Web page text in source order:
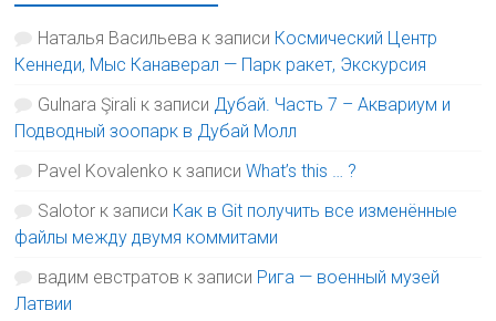
Наталья Васильева к записи Космический Центр
Кеннеди, Мыс Канаверал — Парк ракет, Экскурсия
Gulnara Şirali к записи Дубай. Часть 7 – Аквариум и
Подводный зоопарк в Дубай Молл
Pavel Kovalenko к записиWhat’s this … ?
Salotor к записи Как в Git получить все изменённые
файлы между двумя коммитами
вадим евстратов к записи Рига — военный музей
Латвии